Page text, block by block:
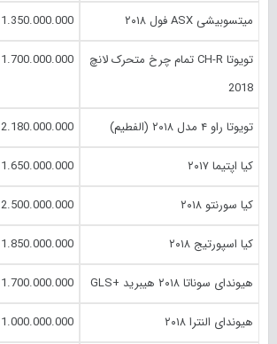
میتسوبیشی ASX فول ۲۰۱۸ 1.350.000.000
تویوتا CH-R تمام چرخ متحرک لانچ
2018
1.700.000.000
تویوتا راو ۴ مدل ۲۰۱۸ (الفطیم) 2.180.000.000
کیا اپتیما ۲۰۱۷ 1.650.000.000
کیا سورنتو ۲۰۱۸ 2.500.000.000
کیا اسپورتیج ۲۰۱۸ 1.850.000.000
هیوندای سوناتا ۲۰۱۸ هیبرید +GLS 1.700.000.000
هیوندای النترا ۲۰۱۸ 1.000.000.000